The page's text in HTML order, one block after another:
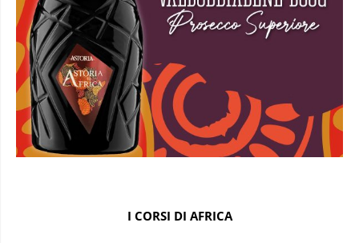
I CORSI DI AFRICA